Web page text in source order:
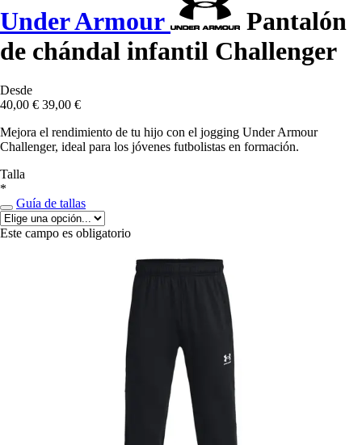
Under Armour
Pantalón
de chándal infantil Challenger
Desde
40,00 € 39,00 €
Mejora el rendimiento de tu hijo con el jogging Under Armour
Challenger, ideal para los jóvenes futbolistas en formación.
Talla
*
Guía de tallas
Este campo es obligatorio